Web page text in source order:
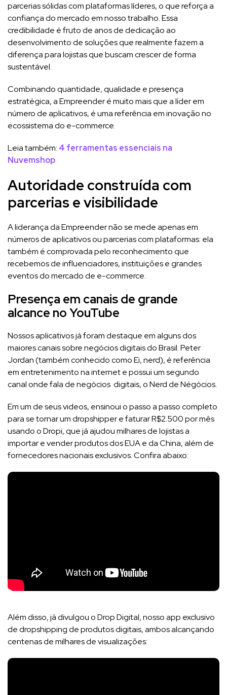
parcerias sólidas com plataformas líderes, o que reforça a
confiança do mercado em nosso trabalho. Essa
credibilidade é fruto de anos de dedicação ao
desenvolvimento de soluções que realmente fazem a
diferença para lojistas que buscam crescer de forma
sustentável.
Combinando quantidade, qualidade e presença
estratégica, a Empreender é muito mais que a líder em
número de aplicativos, é uma referência em inovação no
ecossistema do e-commerce.
Leia também: 4 ferramentas essenciais na
Nuvemshop
Autoridade construída com
parcerias e visibilidade
A liderança da Empreender não se mede apenas em
números de aplicativos ou parcerias com plataformas: ela
também é comprovada pelo reconhecimento que
recebemos de influenciadores, instituições e grandes
eventos do mercado de e-commerce.
Presença em canais de grande
alcance no YouTube
Nossos aplicativos já foram destaque em alguns dos
maiores canais sobre negócios digitais do Brasil. Peter
Jordan (também conhecido como Ei, nerd), é referência
em entretenimento na internet e possui um segundo
canal onde fala de negócios digitais, o Nerd de Négócios.
Em um de seus videos, ensinoui o passo a passo completo
para se tornar um dropshipper e faturar R$2.500 por mês
usando o Dropi, que já ajudou milhares de lojistas a
importar e vender produtos dos EUA e da China, além de
fornecedores nacionais exclusivos. Confira abaixo:
Além disso, já divulgou o Drop Digital, nosso app exclusivo
de dropshipping de produtos digitais, ambos alcançando
centenas de milhares de visualizações: